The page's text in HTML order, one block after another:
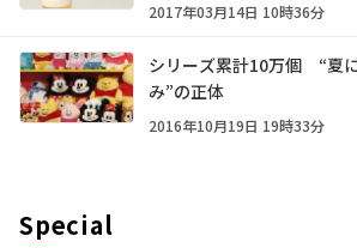
2017年03月14日 10時36分
シリーズ累計10万個 “夏
み”の正体
2016年10月19日 19時33分
Special